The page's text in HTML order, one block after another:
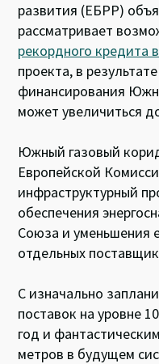
развития (ЕБРР)
рассматривает
рекордного кредита
проекта, в
финансирования
может увеличиться
Южный газовый
Европейской
инфраструктурный
обеспечения
Союза и уменьшения
отдельных
С изначально
поставок на уровне
год и
метров в будущем